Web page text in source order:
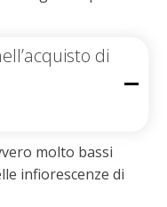
di
molto bassi
infiorescenze di